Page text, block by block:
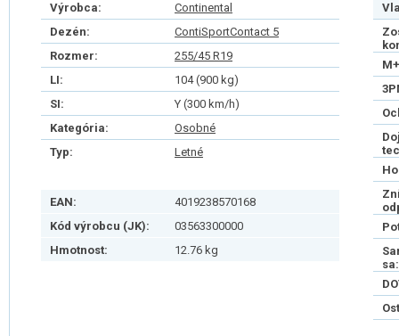
Výrobca:
Continental
Dezén:
ContiSportContact 5
Rozmer:
255/45 R19
LI:
104 (900 kg)
SI:
Y (300 km/h)
Kategória:
Osobné
Typ:
Letné
EAN:
4019238570168
Kód výrobcu (JK):
03563300000
Hmotnost:
12.76 kg
sa: